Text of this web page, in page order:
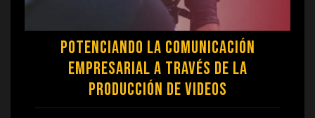
Potenciando la Comunicación
Empresarial a través de la
Producción de Videos